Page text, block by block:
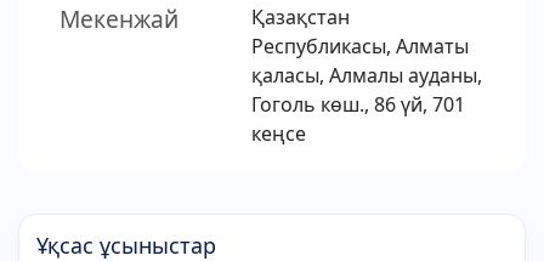
Мекенжай
Қазақстан
Республикасы, Алматы
қаласы, Алмалы ауданы,
Гоголь көш., 86 үй, 701
кеңсе
Ұқсас ұсыныстар